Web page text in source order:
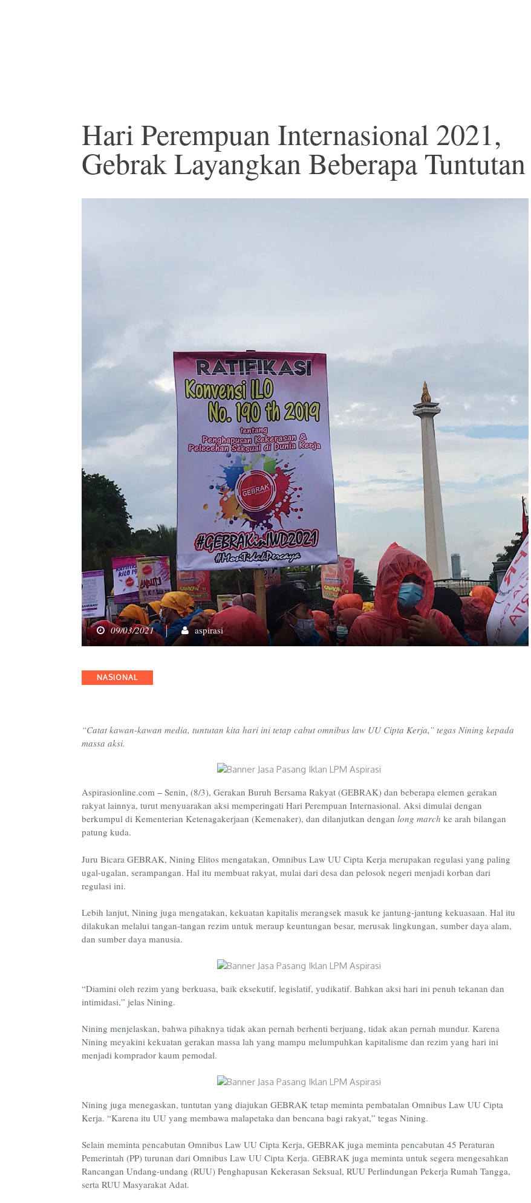
Hari Perempuan Internasional 2021,
Gebrak Layangkan Beberapa Tuntutan
09/03/2021 aspirasi
Categories
NASIONAL
“Catat kawan-kawan media, tuntutan kita hari ini tetap cabut omnibus law UU Cipta Kerja,” tegas Nining kepada
massa aksi.
Aspirasionline.com − Senin, (8/3), Gerakan Buruh Bersama Rakyat (GEBRAK) dan beberapa elemen gerakan
rakyat lainnya, turut menyuarakan aksi memperingati Hari Perempuan Internasional. Aksi dimulai dengan
berkumpul di Kementerian Ketenagakerjaan (Kemenaker), dan dilanjutkan dengan long march ke arah bilangan
patung kuda.
Juru Bicara GEBRAK, Nining Elitos mengatakan, Omnibus Law UU Cipta Kerja merupakan regulasi yang paling
ugal-ugalan, serampangan. Hal itu membuat rakyat, mulai dari desa dan pelosok negeri menjadi korban dari
regulasi ini.
Lebih lanjut, Nining juga mengatakan, kekuatan kapitalis merangsek masuk ke jantung-jantung kekuasaan. Hal itu
dilakukan melalui tangan-tangan rezim untuk meraup keuntungan besar, merusak lingkungan, sumber daya alam,
dan sumber daya manusia.
“Diamini oleh rezim yang berkuasa, baik eksekutif, legislatif, yudikatif. Bahkan aksi hari ini penuh tekanan dan
intimidasi,” jelas Nining.
Nining menjelaskan, bahwa pihaknya tidak akan pernah berhenti berjuang, tidak akan pernah mundur. Karena
Nining meyakini kekuatan gerakan massa lah yang mampu melumpuhkan kapitalisme dan rezim yang hari ini
menjadi komprador kaum pemodal.
Nining juga menegaskan, tuntutan yang diajukan GEBRAK tetap meminta pembatalan Omnibus Law UU Cipta
Kerja. “Karena itu UU yang membawa malapetaka dan bencana bagi rakyat,” tegas Nining.
Selain meminta pencabutan Omnibus Law UU Cipta Kerja, GEBRAK juga meminta pencabutan 45 Peraturan
Pemerintah (PP) turunan dari Omnibus Law UU Cipta Kerja. GEBRAK juga meminta untuk segera mengesahkan
Rancangan Undang-undang (RUU) Penghapusan Kekerasan Seksual, RUU Perlindungan Pekerja Rumah Tangga,
serta RUU Masyarakat Adat.